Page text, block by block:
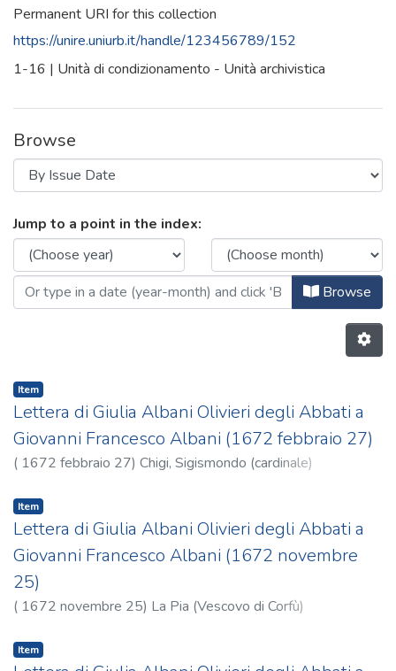
Permanent URI for this collection
https://unire.uniurb.it/handle/123456789/152
1-16 | Unità di condizionamento - Unità archivistica
Browse
Browsing Lettere delli sig.ri
Jump to a point in the index:
Browse
Item
Lettera di Giulia Albani Olivieri degli Abbati a
Giovanni Francesco Albani (1672 febbraio 27)
( 1672 febbraio 27) Chigi, Sigismondo (cardinale)
Item
Lettera di Giulia Albani Olivieri degli Abbati a
Giovanni Francesco Albani (1672 novembre
25)
( 1672 novembre 25) La Pia (Vescovo di Corfù)
Item